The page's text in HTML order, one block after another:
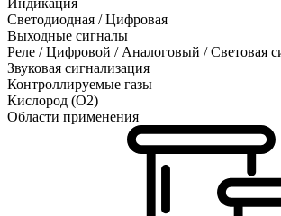
Светодиодная / Цифровая
Выходные сигналы
Реле / Цифровой / Аналоговый / Световая
Звуковая сигнализация
Контроллируемые газы
Кислород (O2)
Области применения